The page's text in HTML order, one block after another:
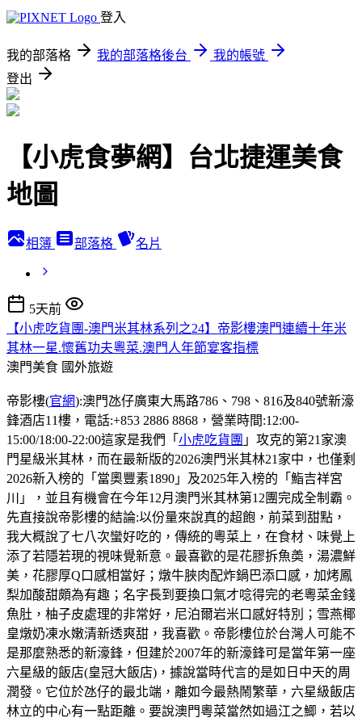
登入
我的部落格 我的部落格後台
我的帳號
登出
【小虎食夢網】台北捷運美食
地圖
相簿 部落格 名片
5天前
【小虎吃貨團-澳門米其林系列之24】帝影樓澳門連續十年米
其林一星.懷舊功夫粵菜.澳門人年節宴客指標
澳門美食 國外旅遊
帝影樓(官網):澳門氹仔廣東大馬路786、798、816及840號新濠
鋒酒店11樓，電話:+853 2886 8868，營業時間:12:00-
15:00/18:00-22:00這家是我們「 小虎吃貨團 」攻克的第21家澳
門星級米其林，而在最新版的2026澳門米其林21家中，也僅剩
2026新入榜的「當奧豐素1890」及2025年入榜的「鮨吉祥宮
川」，並且有機會在今年12月澳門米其林第12團完成全制霸。
先直接說帝影樓的結論:以份量來說真的超飽，前菜到甜點，
我大概說了七八次蠻好吃的，傳統的粵菜上，在食材、味覺上
添了若隱若現的視味覺新意。最喜歡的是花膠拆魚𡙡，湯濃鮮
美，花膠厚Q口感相當好；燉牛脥肉配炸鍋巴添口感，加烤鳳
梨加酸甜頗為有趣；名字長到要換口氣才唸得完的老粵菜金錢
魚肚，柚子皮處理的非常好，尼泊爾岩米口感好特別；雪燕椰
皇燉奶凍水嫩清新透爽甜，我喜歡。帝影樓位於台灣人可能不
是那麼熟悉的新濠鋒，但建於2007年的新濠鋒可是當年第一座
六星級的飯店(皇冠大飯店)，據說當時代言的是如日中天的周
潤發。它位於氹仔的最北端，離如今最熱鬧繁華，六星級飯店
林立的中心有一點距離。要說澳門粵菜當然如過江之鯽，若以